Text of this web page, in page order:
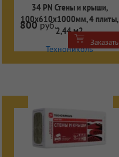
34 PN Стены и крыши,
100х610х1000мм, 4 плиты,
2,44 м2
Технониколь
800руб.
Заказать